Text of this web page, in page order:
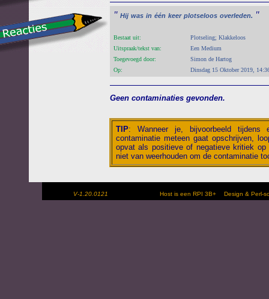
" Hij was in één keer plotseloos overleden. "
Bestaat uit:
Plotseling; Klakkeloos
Uitspraak/tekst van:
Een Medium
Toegevoegd door:
Simon de Hartog
Op:
Dinsdag 15 Oktober 2019,
Geen contaminaties gevonden.
TIP: Wanneer je, bijvoorbeeld tijdens
contaminatie meteen gaat opschrijven,
opvat als positieve of negatieve kritiek
niet van weerhouden om de contaminatie
V-1.20.0121 Host is een RPI 3B+ Design &